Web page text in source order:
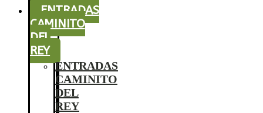
ENTRADAS
CAMINITO
DEL
REY
ENTRADAS
CAMINITO
DEL
REY